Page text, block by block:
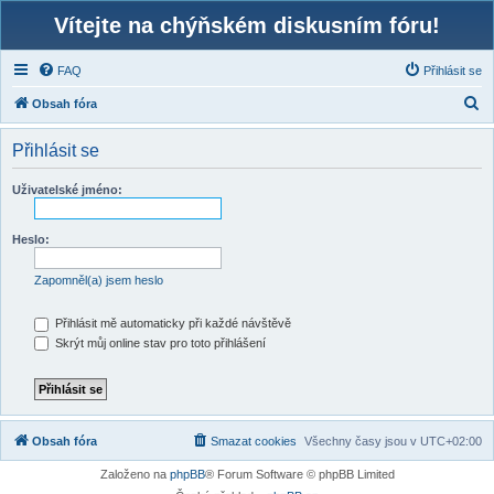
Vítejte na chýňském diskusním fóru!
FAQ Přihlásit se
Obsah fóra
l
Přihlásit se
Uživatelské jméno:
Heslo:
Zapomněl(a) jsem heslo
Přihlásit mě automaticky při každé návštěvě
Skrýt můj online stav pro toto přihlášení
Obsah fóra Všechny časy jsou v UTC+02:00
Smazat cookies
Založeno na phpBB® Forum Software © phpBB Limited